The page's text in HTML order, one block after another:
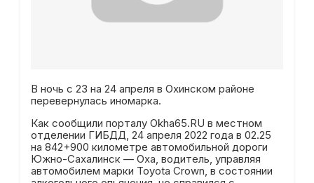
В ночь с 23 на 24 апреля в Охинском районе
перевернулась иномарка.
Как сообщили порталу Okha65.RU в местном
отделении ГИБДД, 24 апреля 2022 года в 02.25
на 842+900 километре автомобильной дороги
Южно-Сахалинск — Оха, водитель, управляя
автомобилем марки Toyota Crown, в состоянии